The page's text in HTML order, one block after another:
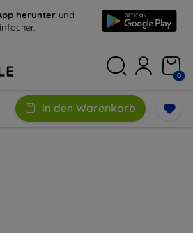
herunter und
0
In den Warenkorb